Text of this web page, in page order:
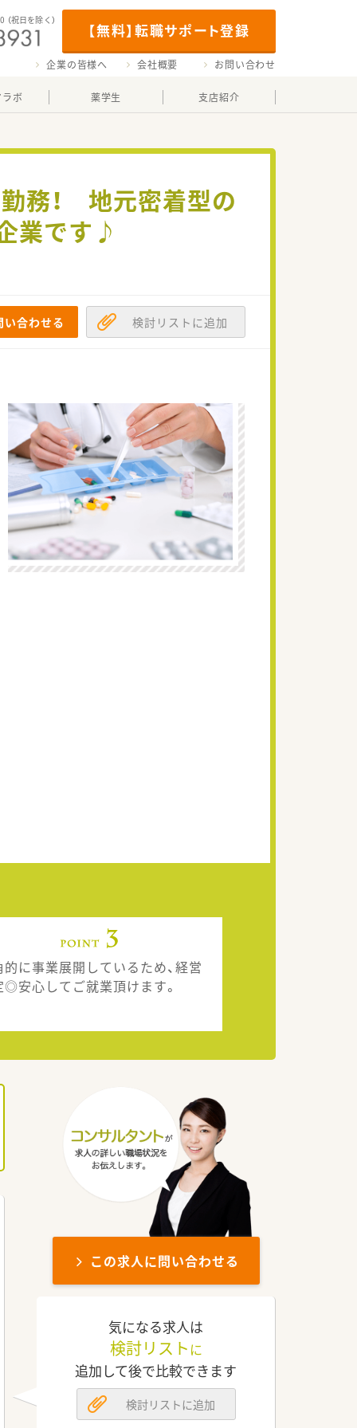
【無料】転職サポート登録
（祝日を除く）
企業の皆様へ 会社概要 お問い合わせ
ボ 薬学生 支店紹介
務！ 地元密着型の
業です♪
い合わせる 検討リストに追加
的に事業展開しているため、経営
◎安心してご就業頂けます。
この求人に問い合わせる
気になる求人は
検討リスト に
追加して後で比較できます
検討リストに追加